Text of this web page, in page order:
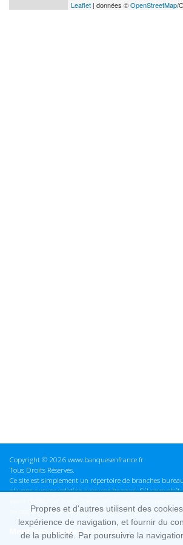
Leaflet | données ©OpenStreetMap/
Copyright © 2026 www.banquesenfrance.fr
Tous Droits Réservés.
Ce site est simplement un répertoire de branches
n'avons aucune relation avec une banque. S'il vous plaît
avant d'effectuer toute opération, nous ne sommes pas
ou des omissions dans les informations que nous
Mentions Légales & cookies
Propres et d'autres utilisent des
lexpérience de navigation, et fournir du
de la publicité. Par poursuivre la